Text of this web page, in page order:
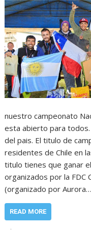
nuestro campeonato
esta abierto para
del pais. El titulo de
residentes de Chile en
titulo tienes que ganar
organizados por la FDC
(organizado por Aurora…
READ MORE